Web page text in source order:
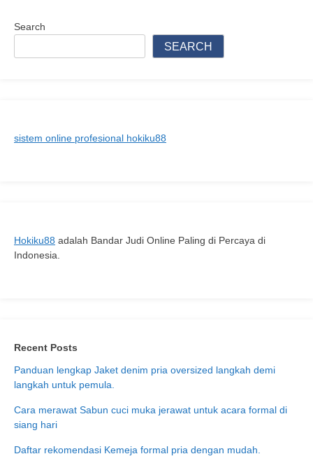
UTBK
Terbaru,
PTN
Search
SEARCH
sistem online profesional hokiku88
Hokiku88 adalah Bandar Judi Online Paling di Percaya di
Indonesia.
Recent Posts
Panduan lengkap Jaket denim pria oversized langkah demi
langkah untuk pemula.
Cara merawat Sabun cuci muka jerawat untuk acara formal di
siang hari
Daftar rekomendasi Kemeja formal pria dengan mudah.